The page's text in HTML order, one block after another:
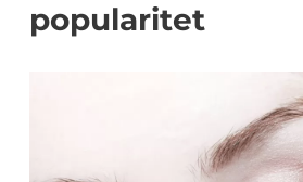
popularitet